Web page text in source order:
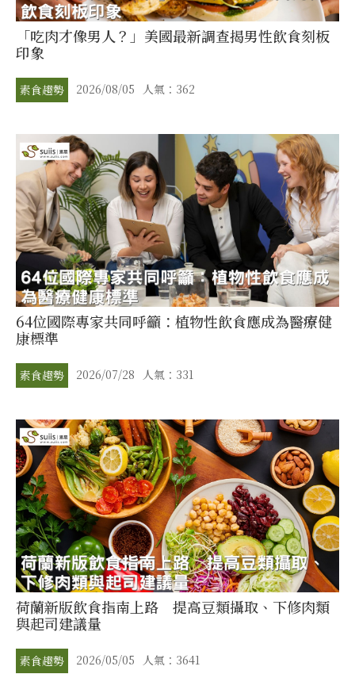
「吃肉才像男人？」美國最新調查揭男性飲食刻板
印象
素食趨勢 2026/08/05 人氣：362
64位國際專家共同呼籲：植物性飲食應成為醫療健
康標準
素食趨勢 2026/07/28 人氣：331
荷蘭新版飲食指南上路 提高豆類攝取、下修肉類
與起司建議量
素食趨勢 2026/05/05 人氣：3641